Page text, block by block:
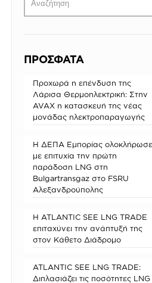
ΠΡΟΣΦΑΤΑ
Προχωρά η επένδυση της
Λάρισα Θερμοηλεκτρική: Στην
AVAX η κατασκευή της νέας
μονάδας ηλεκτροπαραγωγής
Η ΔΕΠΑ Εμπορίας ολοκλήρωσε
με επιτυχία την πρώτη
παράδοση LNG στη
Bulgartransgaz στο FSRU
Αλεξανδρούπολης
Η ATLANTIC SEE LNG TRADE
επιταχύνει την ανάπτυξή της
στον Κάθετο Διάδρομο
ATLANTIC SEE LNG TRADE:
Διπλασιάζει τις ποσότητες LNG